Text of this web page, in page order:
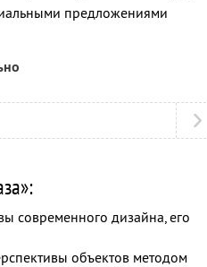
предложениями
современного дизайна, его
объектов методом